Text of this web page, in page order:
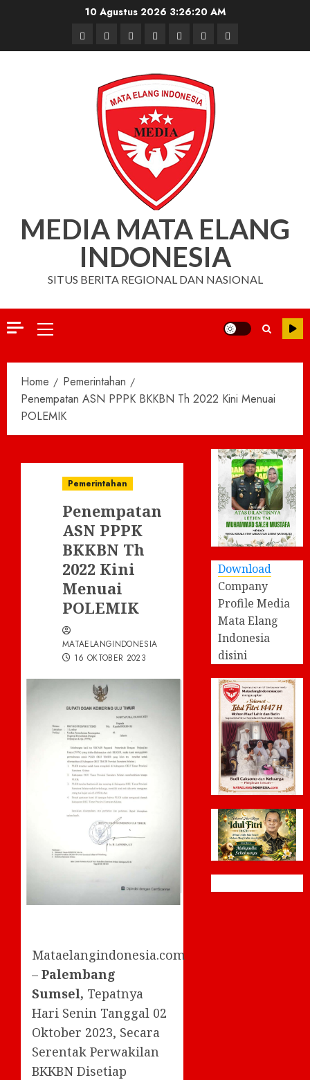
10 Agustus 2026 3:26:21 AM
BerandaNasionalDaerahHukum
dan
Kriminal
Pendidikan
Box
Redaksi
Iklan
MEDIA MATA ELANG
INDONESIA
SITUS BERITA REGIONAL DAN NASIONAL
Primary
Home
Pemerintahan
Penempatan ASN PPPK BKKBN Th 2022 Kini Menuai
POLEMIK
Pemerintahan
Penempatan
ASN PPPK
BKKBN Th
2022 Kini
Menuai
POLEMIK
MATAELANGINDONESIA
16 OKTOBER 2023
Mataelangindonesia.com
– Palembang
Sumsel, Tepatnya
Hari Senin Tanggal 02
Oktober 2023, Secara
Serentak Perwakilan
BKKBN Disetiap
Download
Company
Profile Media
Mata Elang
Indonesia
disini